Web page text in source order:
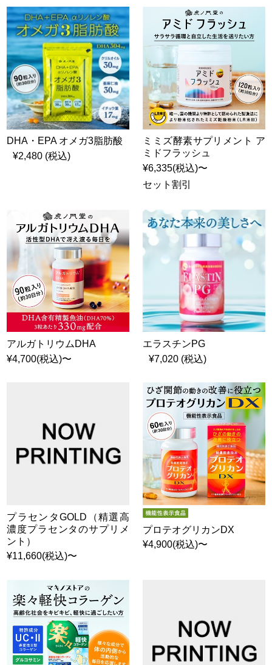
DHA・EPA オメガ3脂肪酸
¥2,480 (税込)
ミミズ酵素サプリメント ア
ミドフラッシュ
¥6,335(税込)〜
セット割引
アルガトリウムDHA
¥4,700(税込)〜
エラスチンPG
¥7,020 (税込)
プラセンタGOLD（精選高
濃度プラセンタのサプリメ
ント）
¥11,660(税込)〜
プロテオグリカンDX
¥4,900(税込)〜